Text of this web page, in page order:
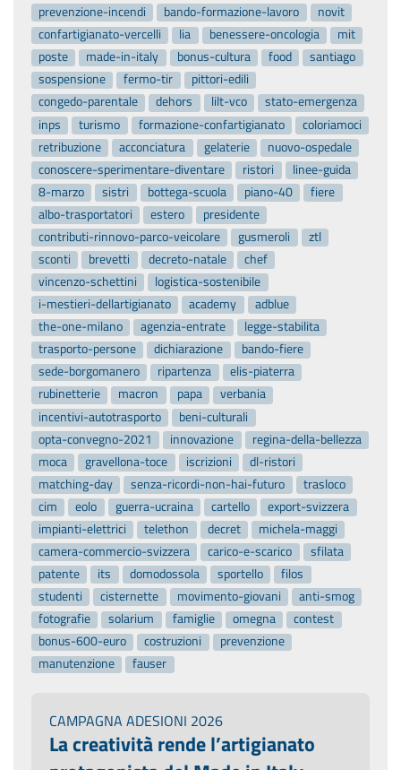
prevenzione-incendi
bando-formazione-lavoro
novit
confartigianato-vercelli
lia benessere-oncologia
mit
poste
made-in-italy bonus-cultura food
santiago
sospensione
fermo-tir
pittori-edili
congedo-parentale
dehors lilt-vco
stato-emergenza
inps
turismo formazione-confartigianato
coloriamoci
retribuzione
acconciatura gelaterie
nuovo-ospedale
conoscere-sperimentare-diventare
ristori
linee-guida
8-marzo
sistri bottega-scuola piano-40
fiere
albo-trasportatori
estero
presidente
contributi-rinnovo-parco-veicolare
gusmeroli
ztl
sconti
brevetti decreto-natale
chef
vincenzo-schettini
logistica-sostenibile
i-mestieri-dellartigianato
academy
adblue
the-one-milano
agenzia-entrate
legge-stabilita
trasporto-persone
dichiarazione
bando-fiere
sede-borgomanero
ripartenza
elis-piaterra
rubinetterie
macron papa
verbania
incentivi-autotrasporto
beni-culturali
opta-convegno-2021
innovazione
regina-della-bellezza
moca
gravellona-toce iscrizioni
dl-ristori
matching-day
senza-ricordi-non-hai-futuro
trasloco
cim
eolo guerra-ucraina cartello
export-svizzera
impianti-elettrici
telethon decret
michela-maggi
camera-commercio-svizzera
carico-e-scarico
sfilata
patente
its domodossola sportello
filos
studenti
cisternette movimento-giovani
anti-smog
fotografie
solarium famiglie omegna
contest
bonus-600-euro
costruzioni
prevenzione
manutenzione
fauser
CAMPAGNA ADESIONI 2026
La creatività rende l’artigianato